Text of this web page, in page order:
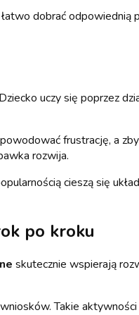
dobrać odpowiednią
uczy się poprzez
frustrację, a
rozwija.
cieszą się
po kroku
skutecznie wspierają
Takie